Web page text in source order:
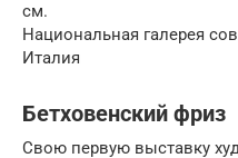
см.
Национальная галерея
Италия
Бетховенский фриз
Свою первую выставку